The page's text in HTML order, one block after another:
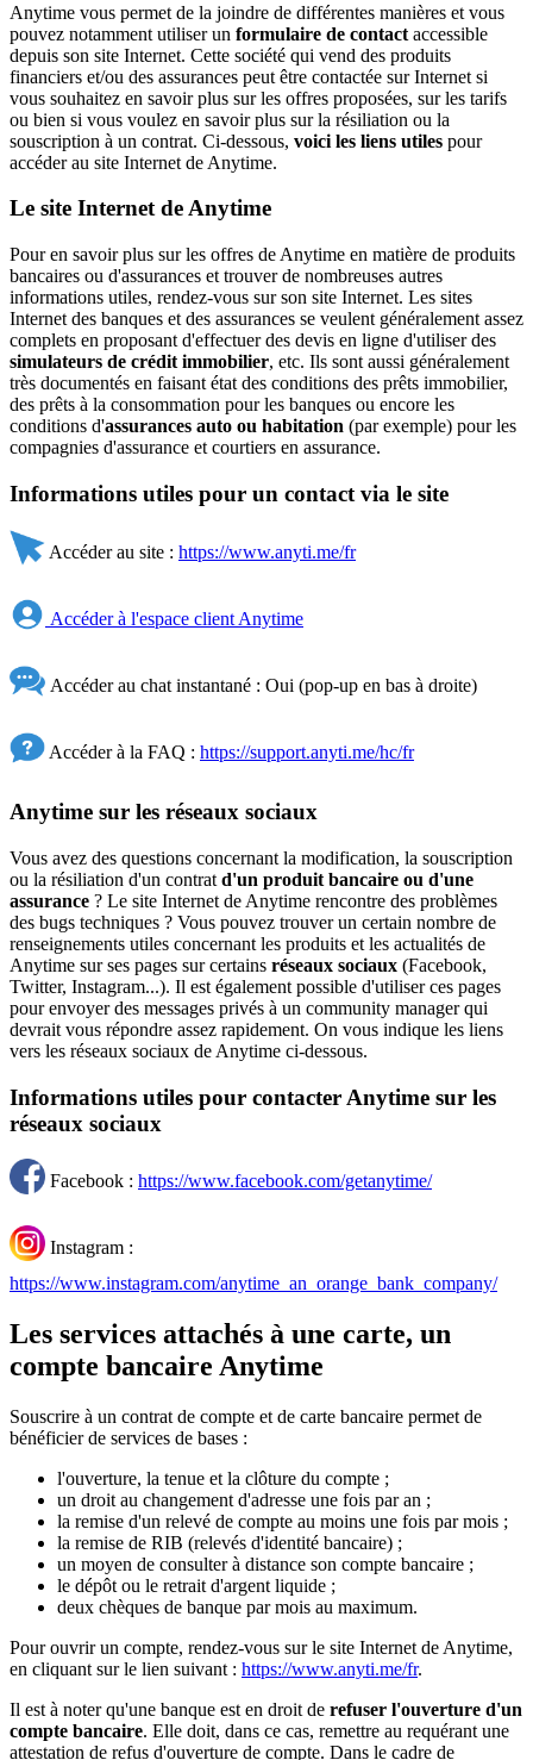
Anytime vous permet de la joindre de différentes manières et vous
pouvez notamment utiliser un formulaire de contact accessible
depuis son site Internet. Cette société qui vend des produits
financiers et/ou des assurances peut être contactée sur Internet si
vous souhaitez en savoir plus sur les offres proposées, sur les tarifs
ou bien si vous voulez en savoir plus sur la résiliation ou la
souscription à un contrat. Ci-dessous, voici les liens utiles pour
accéder au site Internet de Anytime.
Le site Internet de Anytime
Pour en savoir plus sur les offres de Anytime en matière de produits
bancaires ou d'assurances et trouver de nombreuses autres
informations utiles, rendez-vous sur son site Internet. Les sites
Internet des banques et des assurances se veulent généralement assez
complets en proposant d'effectuer des devis en ligne d'utiliser des
simulateurs de crédit immobilier, etc. Ils sont aussi généralement
très documentés en faisant état des conditions des prêts immobilier,
des prêts à la consommation pour les banques ou encore les
conditions d'assurances auto ou habitation (par exemple) pour les
compagnies d'assurance et courtiers en assurance.
Informations utiles pour un contact via le site
Accéder au site : https://www.anyti.me/fr
Accéder à l'espace client Anytime
Accéder au chat instantané : Oui (pop-up en bas à droite)
Accéder à la FAQ : https://support.anyti.me/hc/fr
Anytime sur les réseaux sociaux
Vous avez des questions concernant la modification, la souscription
ou la résiliation d'un contrat d'un produit bancaire ou d'une
assurance ? Le site Internet de Anytime rencontre des problèmes
des bugs techniques ? Vous pouvez trouver un certain nombre de
renseignements utiles concernant les produits et les actualités de
Anytime sur ses pages sur certains réseaux sociaux (Facebook,
Twitter, Instagram...). Il est également possible d'utiliser ces pages
pour envoyer des messages privés à un community manager qui
devrait vous répondre assez rapidement. On vous indique les liens
vers les réseaux sociaux de Anytime ci-dessous.
Informations utiles pour contacter Anytime sur les
réseaux sociaux
Facebook : https://www.facebook.com/getanytime/
Instagram :
https://www.instagram.com/anytime_an_orange_bank_company/
Les services attachés à une carte, un
compte bancaire Anytime
Souscrire à un contrat de compte et de carte bancaire permet de
bénéficier de services de bases :
l'ouverture, la tenue et la clôture du compte ;
un droit au changement d'adresse une fois par an ;
la remise d'un relevé de compte au moins une fois par mois ;
la remise de RIB (relevés d'identité bancaire) ;
un moyen de consulter à distance son compte bancaire ;
le dépôt ou le retrait d'argent liquide ;
deux chèques de banque par mois au maximum.
Pour ouvrir un compte, rendez-vous sur le site Internet de Anytime,
en cliquant sur le lien suivant : https://www.anyti.me/fr.
Il est à noter qu'une banque est en droit de refuser l'ouverture d'un
compte bancaire. Elle doit, dans ce cas, remettre au requérant une
attestation de refus d'ouverture de compte. Dans le cadre de